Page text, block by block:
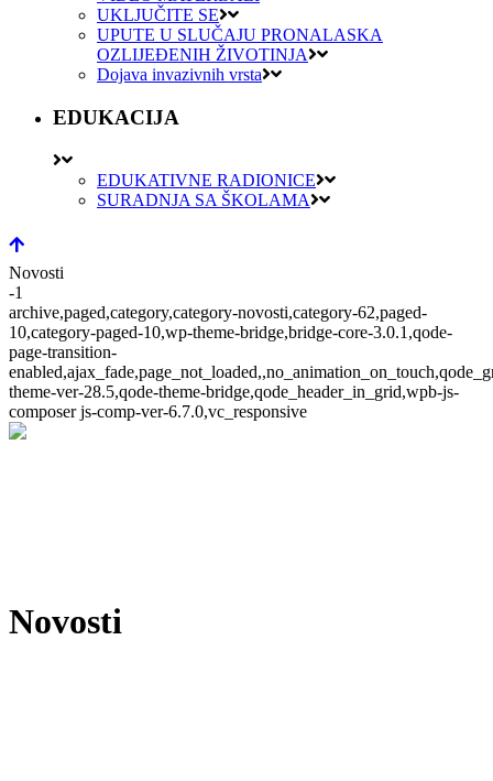
UKLJUČITE SE
UPUTE U SLUČAJU PRONALASKA
OZLIJEĐENIH ŽIVOTINJA
Dojava invazivnih vrsta
EDUKACIJA
EDUKATIVNE RADIONICE
SURADNJA SA ŠKOLAMA
Novosti
-1
archive,paged,category,category-novosti,category-62,paged-
10,category-paged-10,wp-theme-bridge,bridge-core-3.0.1,qode-
page-transition-
theme-ver-28.5,qode-theme-bridge,qode_header_in_grid,wpb-js-
composer js-comp-ver-6.7.0,vc_responsive
Novosti